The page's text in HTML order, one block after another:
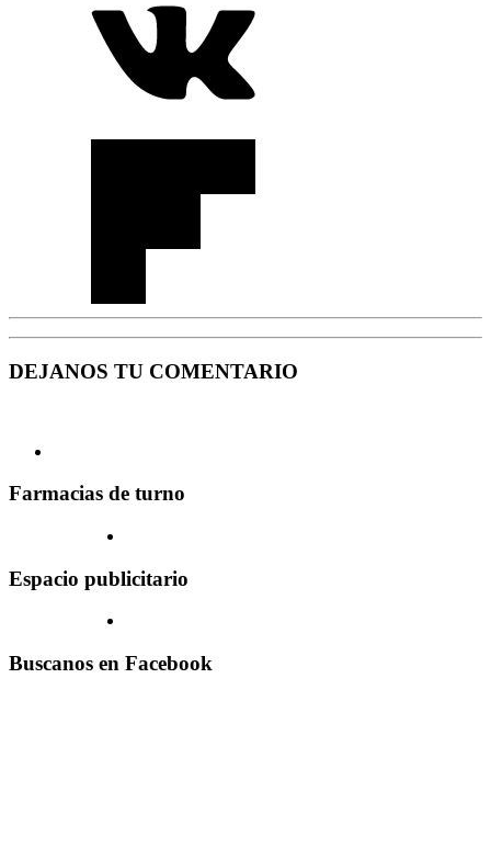
DEJANOS TU COMENTARIO
Farmacias de turno
Espacio publicitario
Buscanos en Facebook